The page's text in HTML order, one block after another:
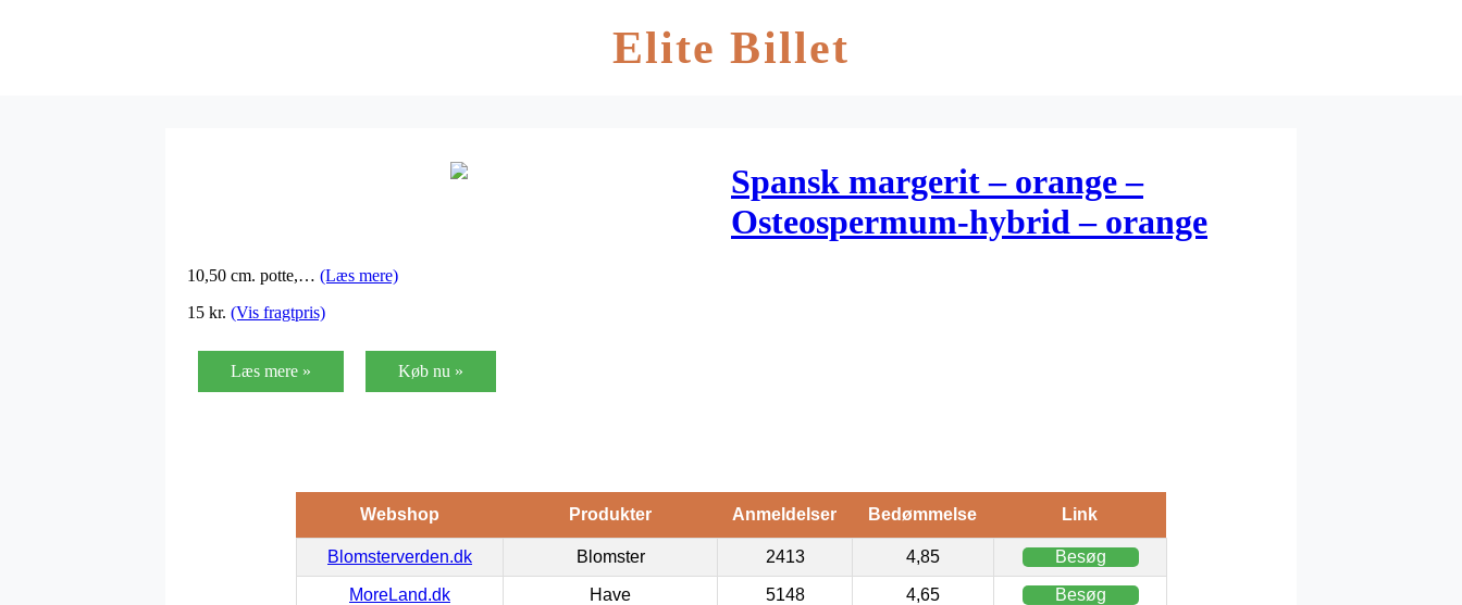
Elite Billet
Spansk margerit – orange –
Osteospermum-hybrid – orange
10,50 cm. potte,… (Læs mere)
15 kr. (Vis fragtpris)
Læs mere » Køb nu »
Webshop Produkter Anmeldelser Bedømmelse Link
Blomsterverden.dk Blomster 2413 4,85 Besøg
MoreLand.dk Have 5148 4,65 Besøg